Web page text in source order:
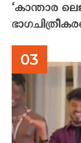
‘കാന്താര